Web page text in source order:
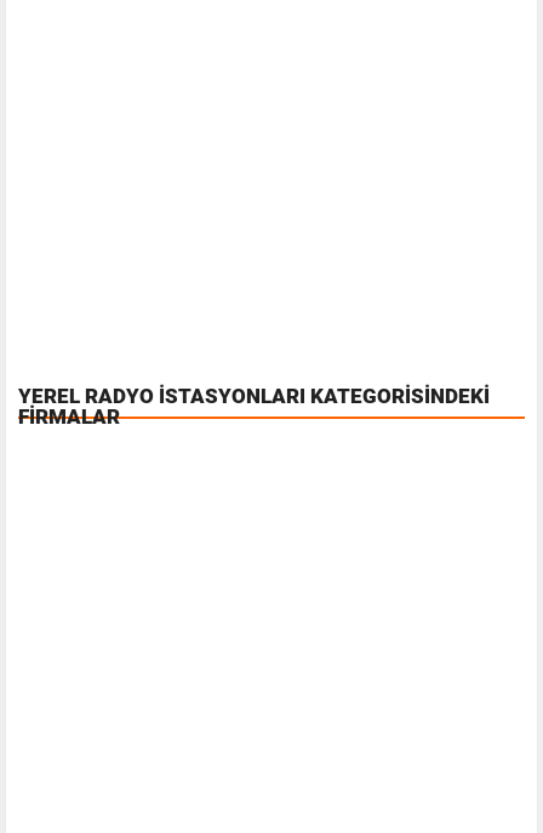
YEREL RADYO İSTASYONLARI KATEGORISINDEKI
FIRMALAR